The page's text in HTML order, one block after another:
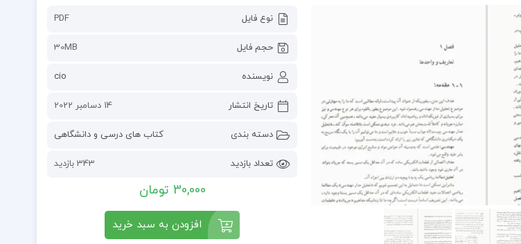
نوع فایل PDF
حجم فایل 30MB
نویسنده cio
تاریخ انتشار 14 دسامبر 2022
دسته بندی کتاب های درسی و دانشگاهی
تعداد بازدید 343 بازدید
30,000 تومان
افزودن به سبد خرید